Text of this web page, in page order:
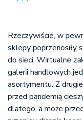
Rzeczywiście, w
sklepy poprzenosiły
do sieci. Wirtualne
galerii handlowych
asortymentu. Z
przed pandemią
dlatego, a może